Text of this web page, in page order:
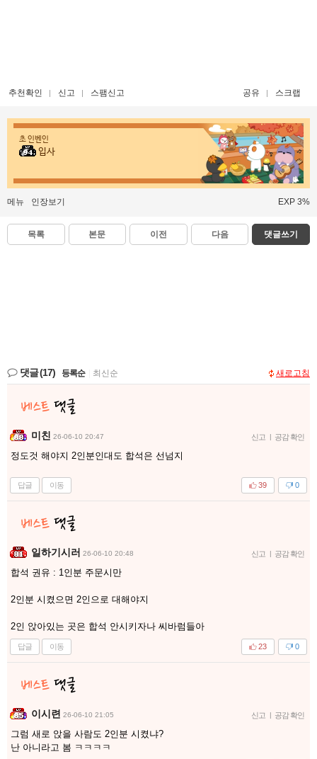
추천확인 신고 스팸신고 공유 스크랩
초 인벤인
입사
메뉴 인장보기 EXP 3%
목록 본문 이전 다음 댓글쓰기
댓글(17) 등록순 최신순 새로고침
미친 26-06-10 20:47 신고 | 공감 확인
정도것 해야지 2인분인대도 합석은 선넘지
답글 이동 0
39
일하기시러 26-06-10 20:48 신고 | 공감 확인
합석 권유 : 1인분 주문시만
2인분 시켰으면 2인으로 대해야지
2인 앉아있는 곳은 합석 안시키자나 씨바럼들아
답글 이동 0
23
이시련 26-06-10 21:05 신고 | 공감 확인
그럼 새로 앉을 사람도 2인분 시켰냐?
난 아니라고 봄 ㅋㅋㅋㅋ